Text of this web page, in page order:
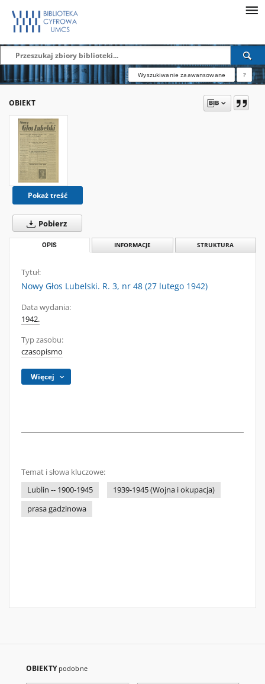
Wyszukiwanie zaawansowane ?
OBIEKT
Pokaż treść
Pobierz
OPIS INFORMACJE STRUKTURA
Tytuł:
Nowy Głos Lubelski. R. 3, nr 48 (27 lutego 1942)
Data wydania:
1942.
Typ zasobu:
czasopismo
Więcej
Temat i słowa kluczowe:
Lublin -- 1900-1945
1939-1945 (Wojna i okupacja)
prasa gadzinowa
OBIEKTY podobne